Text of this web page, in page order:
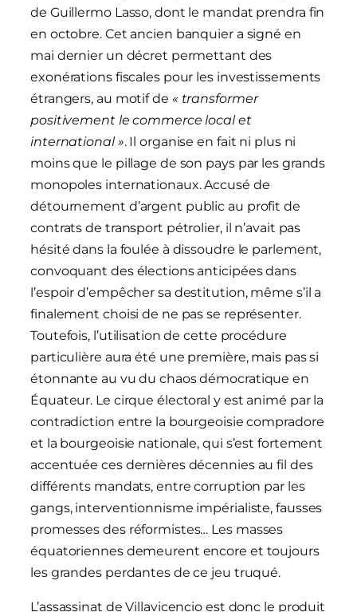
de Guillermo Lasso, dont le mandat prendra fin
en octobre. Cet ancien banquier a signé en
mai dernier un décret permettant des
exonérations fiscales pour les investissements
étrangers, au motif de « transformer
positivement le commerce local et
international ». Il organise en fait ni plus ni
moins que le pillage de son pays par les grands
monopoles internationaux. Accusé de
détournement d’argent public au profit de
contrats de transport pétrolier, il n’avait pas
hésité dans la foulée à dissoudre le parlement,
convoquant des élections anticipées dans
l’espoir d’empêcher sa destitution, même s’il a
finalement choisi de ne pas se représenter.
Toutefois, l’utilisation de cette procédure
particulière aura été une première, mais pas si
étonnante au vu du chaos démocratique en
Équateur. Le cirque électoral y est animé par la
contradiction entre la bourgeoisie compradore
et la bourgeoisie nationale, qui s’est fortement
accentuée ces dernières décennies au fil des
différents mandats, entre corruption par les
gangs, interventionnisme impérialiste, fausses
promesses des réformistes… Les masses
équatoriennes demeurent encore et toujours
les grandes perdantes de ce jeu truqué.
L’assassinat de Villavicencio est donc le produit